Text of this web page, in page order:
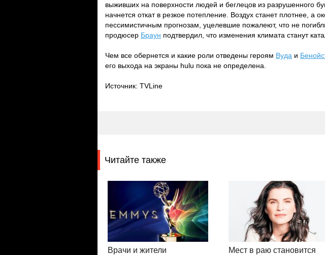
выживших на поверхности людей и беглецов из разрушенного
начнется откат в резкое потепление. Воздух станет плотнее, а
пессимистичным прогнозам, уцелевшие пожалеют, что не
продюсер Браун подтвердил, что изменения климата станут
Чем все обернется и какие роли отведены героям Вуда и
его выхода на экраны hulu пока не определена.
Источник: TVLine
Читайте также
Врачи и жители
Мест в раю становится